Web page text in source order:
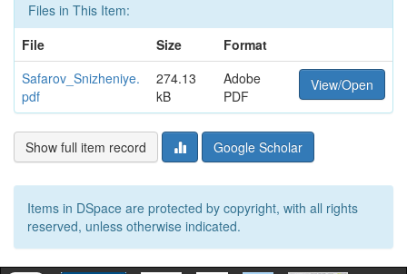
Files in This Item:
File
Size
Format
Safarov_Snizheniye.
pdf
274.13
kB
Adobe
PDF
View/Open
Show full item record Google Scholar
Items in DSpace are protected by copyright, with all rights
reserved, unless otherwise indicated.